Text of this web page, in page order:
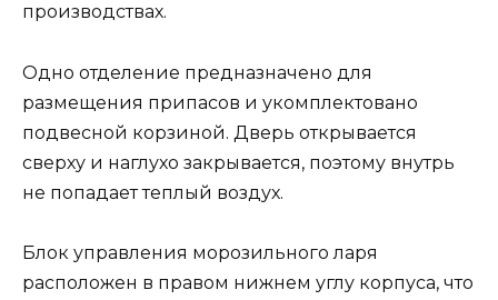
производствах.
Одно отделение предназначено для
размещения припасов и укомплектовано
подвесной корзиной. Дверь открывается
сверху и наглухо закрывается, поэтому внутрь
не попадает теплый воздух.
Блок управления морозильного ларя
расположен в правом нижнем углу корпуса, что